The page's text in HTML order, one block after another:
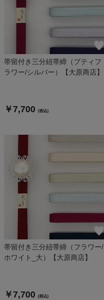
帯留付き三分紐帯締（プティフ
ラワー/シルバー）【大原商店】
￥7,700 (税込)
帯留付き三分紐帯締（フラワー/
ホワイト_大）【大原商店】
￥7,700 (税込)